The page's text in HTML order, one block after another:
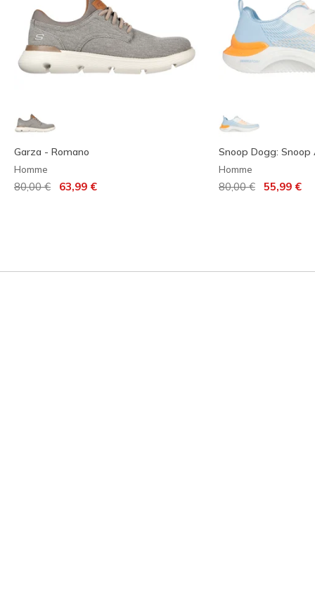
Garza - Romano
Homme
Prix réduit de
80,00 € 63,99 €
Snoop Dogg: Snoop
Homme
Prix réduit de
80,00 €à 55,99 €